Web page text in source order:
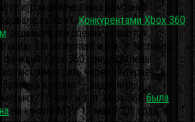
игровая приставка компании
за Xbox.Конкурентами Xbox 360
седьмого поколения являются
Entertainment и Wii от Nintendo.
Xbox 360 представлены
играть через Интернет, а
контент — видеоигры,
ТВ-шоу и т. п. Xbox 360была
на канале MTV 12 мая 2005 года, а